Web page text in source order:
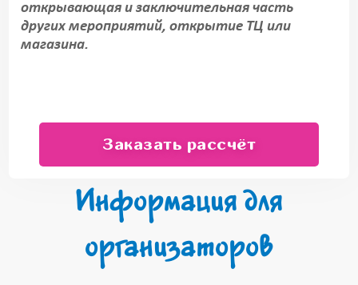
открывающая и заключительная часть
других мероприятий, открытие ТЦ или
магазина.
Заказать рассчёт
Информация для
организаторов